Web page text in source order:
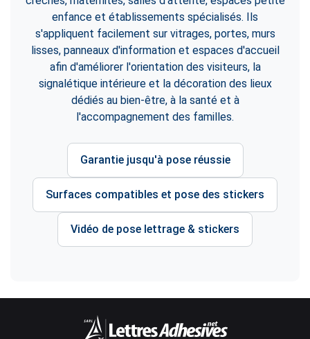
enfance et établissements spécialisés. Ils
s'appliquent facilement sur vitrages, portes, murs
lisses, panneaux d'information et espaces d'accueil
afin d'améliorer l'orientation des visiteurs, la
signalétique intérieure et la décoration des lieux
dédiés au bien-être, à la santé et à
l'accompagnement des familles.
Garantie jusqu'à pose réussie
Surfaces compatibles et pose des stickers
Vidéo de pose lettrage & stickers